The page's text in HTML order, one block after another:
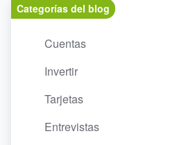
Categorías del blog
Cuentas
Invertir
Tarjetas
Entrevistas